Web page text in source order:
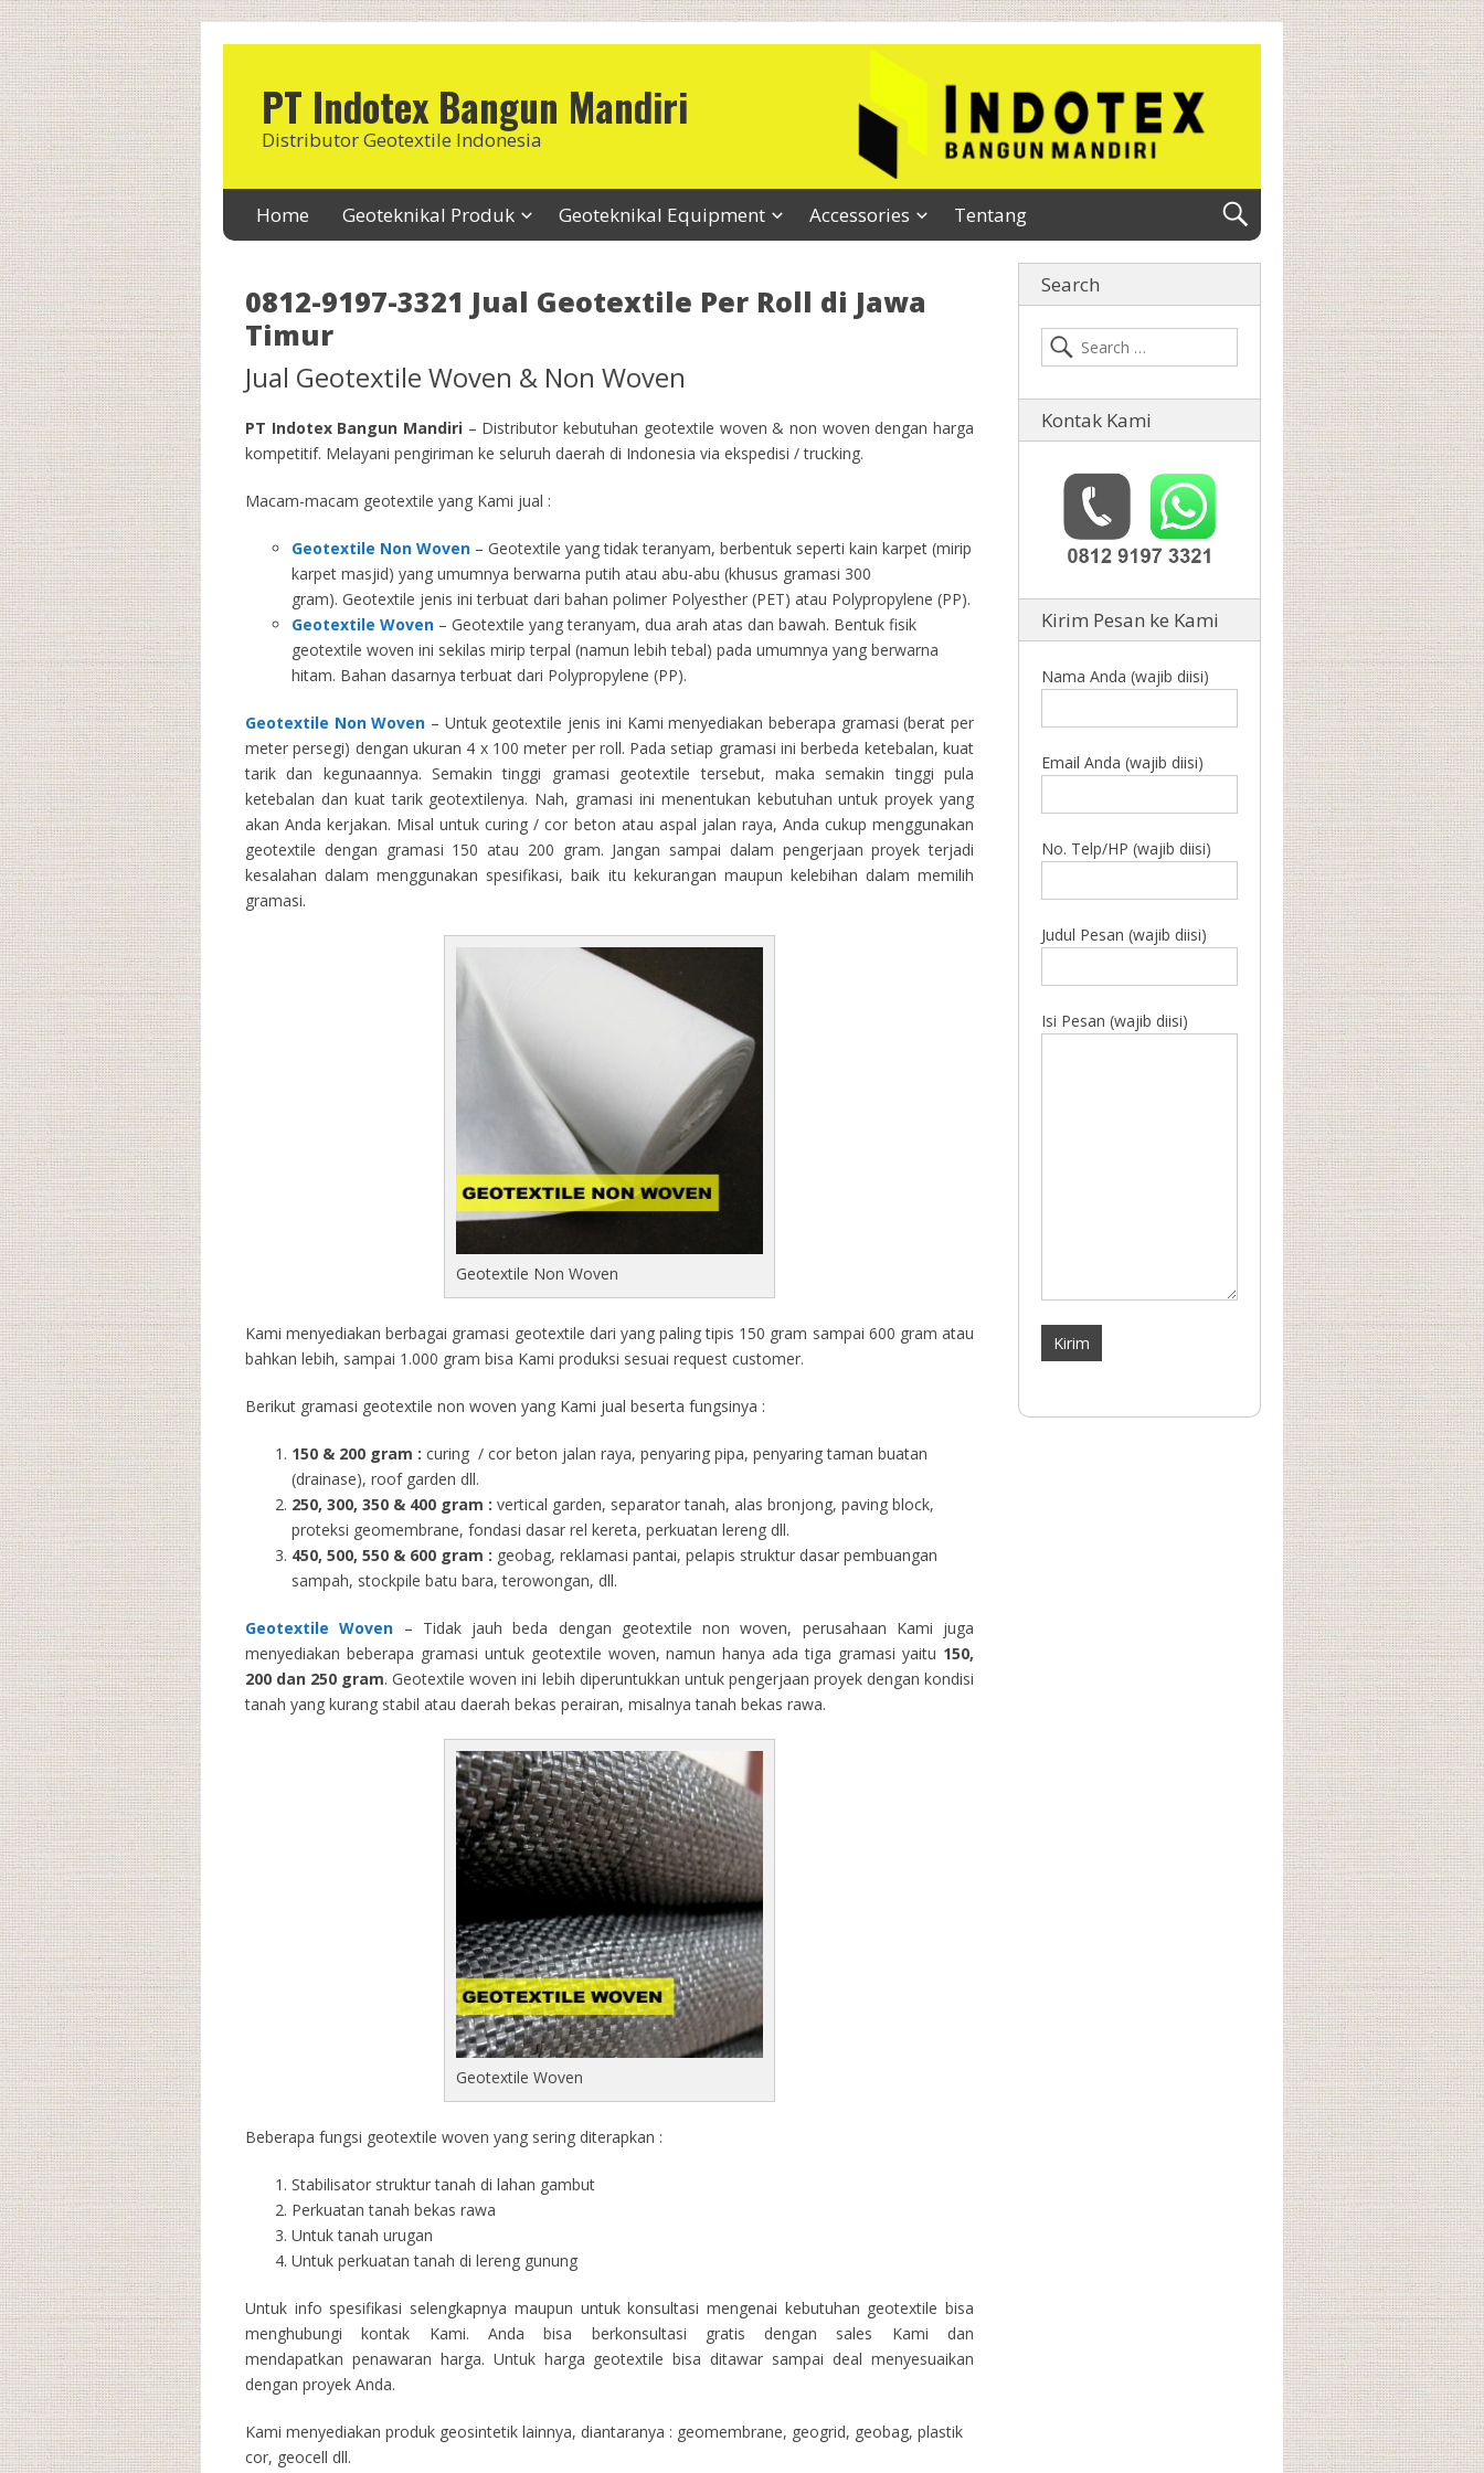
PT Indotex Bangun Mandiri
Distributor Geotextile Indonesia
Home Geoteknikal Produk Geoteknikal Equipment Accessories Tentang
0812-9197-3321 Jual Geotextile Per Roll di Jawa
Timur
Jual Geotextile Woven & Non Woven
PT Indotex Bangun Mandiri – Distributor kebutuhan geotextile woven & non woven dengan harga
kompetitif. Melayani pengiriman ke seluruh daerah di Indonesia via ekspedisi / trucking.
Macam-macam geotextile yang Kami jual :
Geotextile Non Woven – Geotextile yang tidak teranyam, berbentuk seperti kain karpet (mirip
karpet masjid) yang umumnya berwarna putih atau abu-abu (khusus gramasi 300
gram). Geotextile jenis ini terbuat dari bahan polimer Polyesther (PET) atau Polypropylene (PP).
Geotextile Woven – Geotextile yang teranyam, dua arah atas dan bawah. Bentuk fisik
geotextile woven ini sekilas mirip terpal (namun lebih tebal) pada umumnya yang berwarna
hitam. Bahan dasarnya terbuat dari Polypropylene (PP).
Geotextile Non Woven – Untuk geotextile jenis ini Kami menyediakan beberapa gramasi (berat per
meter persegi) dengan ukuran 4 x 100 meter per roll. Pada setiap gramasi ini berbeda ketebalan, kuat
tarik dan kegunaannya. Semakin tinggi gramasi geotextile tersebut, maka semakin tinggi pula
ketebalan dan kuat tarik geotextilenya. Nah, gramasi ini menentukan kebutuhan untuk proyek yang
akan Anda kerjakan. Misal untuk curing / cor beton atau aspal jalan raya, Anda cukup menggunakan
geotextile dengan gramasi 150 atau 200 gram. Jangan sampai dalam pengerjaan proyek terjadi
kesalahan dalam menggunakan spesifikasi, baik itu kekurangan maupun kelebihan dalam memilih
gramasi.
Geotextile Non Woven
Kami menyediakan berbagai gramasi geotextile dari yang paling tipis 150 gram sampai 600 gram atau
bahkan lebih, sampai 1.000 gram bisa Kami produksi sesuai request customer.
Berikut gramasi geotextile non woven yang Kami jual beserta fungsinya :
150 & 200 gram : curing / cor beton jalan raya, penyaring pipa, penyaring taman buatan
(drainase), roof garden dll.
250, 300, 350 & 400 gram : vertical garden, separator tanah, alas bronjong, paving block,
proteksi geomembrane, fondasi dasar rel kereta, perkuatan lereng dll.
450, 500, 550 & 600 gram : geobag, reklamasi pantai, pelapis struktur dasar pembuangan
sampah, stockpile batu bara, terowongan, dll.
Geotextile Woven – Tidak jauh beda dengan geotextile non woven, perusahaan Kami juga
menyediakan beberapa gramasi untuk geotextile woven, namun hanya ada tiga gramasi yaitu 150,
200 dan 250 gram. Geotextile woven ini lebih diperuntukkan untuk pengerjaan proyek dengan kondisi
tanah yang kurang stabil atau daerah bekas perairan, misalnya tanah bekas rawa.
Geotextile Woven
Beberapa fungsi geotextile woven yang sering diterapkan :
Stabilisator struktur tanah di lahan gambut
Perkuatan tanah bekas rawa
Untuk tanah urugan
Untuk perkuatan tanah di lereng gunung
Untuk info spesifikasi selengkapnya maupun untuk konsultasi mengenai kebutuhan geotextile bisa
menghubungi kontak Kami. Anda bisa berkonsultasi gratis dengan sales Kami dan
mendapatkan penawaran harga. Untuk harga geotextile bisa ditawar sampai deal menyesuaikan
dengan proyek Anda.
Kami menyediakan produk geosintetik lainnya, diantaranya : geomembrane, geogrid, geobag, plastik
cor, geocell dll.
Search
Kontak Kami
Kirim Pesan ke Kami
Nama Anda (wajib diisi)
Email Anda (wajib diisi)
No. Telp/HP (wajib diisi)
Judul Pesan (wajib diisi)
Isi Pesan (wajib diisi)